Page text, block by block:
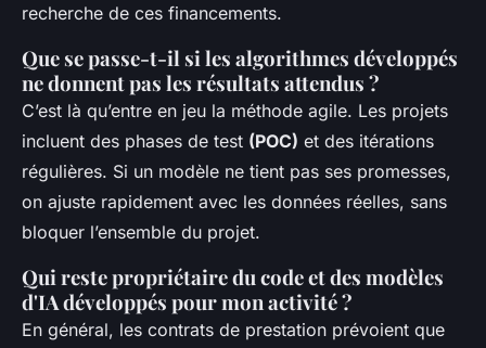
recherche de ces financements.
Que se passe-t-il si les algorithmes développés
ne donnent pas les résultats attendus ?
C’est là qu’entre en jeu la méthode agile. Les projets
incluent des phases de test (POC) et des itérations
régulières. Si un modèle ne tient pas ses promesses,
on ajuste rapidement avec les données réelles, sans
bloquer l’ensemble du projet.
Qui reste propriétaire du code et des modèles
d'IA développés pour mon activité ?
En général, les contrats de prestation prévoient que